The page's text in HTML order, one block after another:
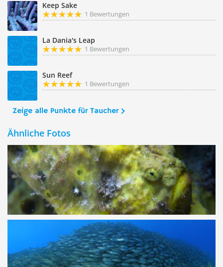
Keep Sake
1 Bewertungen
La Dania's Leap
1 Bewertungen
Sun Reef
1 Bewertungen
Zeige alle Punkte für Taucher
Ähnliche Fotos